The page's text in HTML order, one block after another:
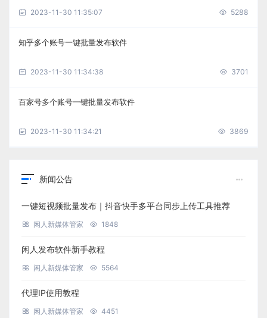
2023-11-30 11:35:07 5288
知乎多个账号一键批量发布软件
2023-11-30 11:34:38 3701
百家号多个账号一键批量发布软件
2023-11-30 11:34:21 3869
新闻公告
一键短视频批量发布｜抖音快手多平台同步上传工具推荐
闲人新媒体管家 1848
闲人发布软件新手教程
闲人新媒体管家 5564
代理IP使用教程
闲人新媒体管家 4451